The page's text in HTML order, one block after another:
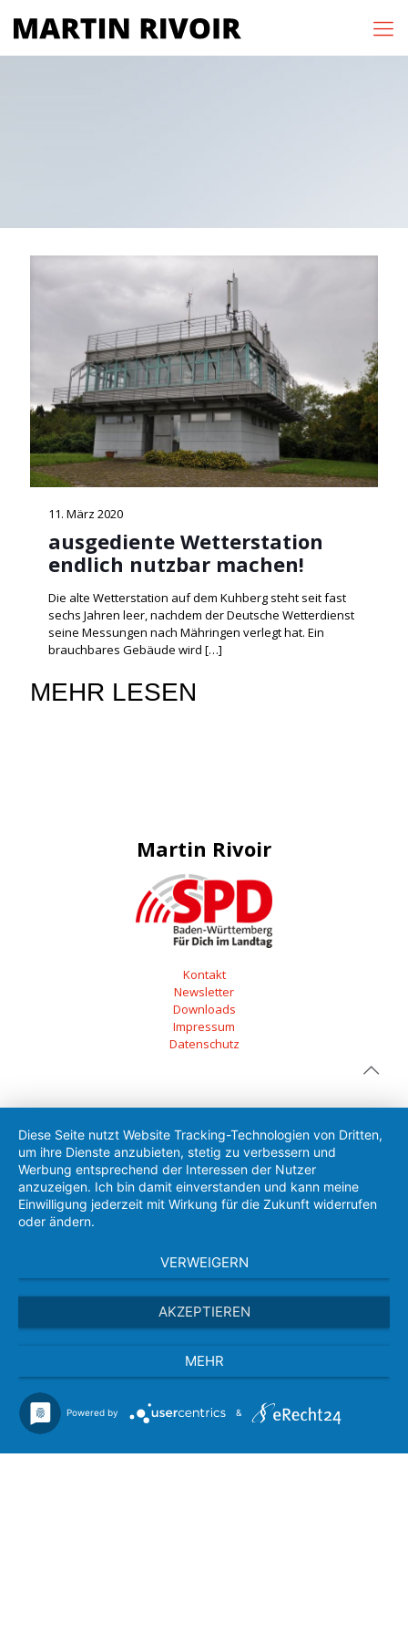
11. März 2020
ausgediente Wetterstation
endlich nutzbar machen!
Die alte Wetterstation auf dem Kuhberg steht seit fast
sechs Jahren leer, nachdem der Deutsche Wetterdienst
seine Messungen nach Mähringen verlegt hat. Ein
brauchbares Gebäude wird […]
MEHR LESEN
Martin Rivoir
Kontakt
Newsletter
Downloads
Impressum
Datenschutz
Diese Seite nutzt Website Tracking-Technologien von Dritten,
um ihre Dienste anzubieten, stetig zu verbessern und
Werbung entsprechend der Interessen der Nutzer
anzuzeigen. Ich bin damit einverstanden und kann meine
Einwilligung jederzeit mit Wirkung für die Zukunft widerrufen
oder ändern.
VERWEIGERN
AKZEPTIEREN
MEHR
Powered by &